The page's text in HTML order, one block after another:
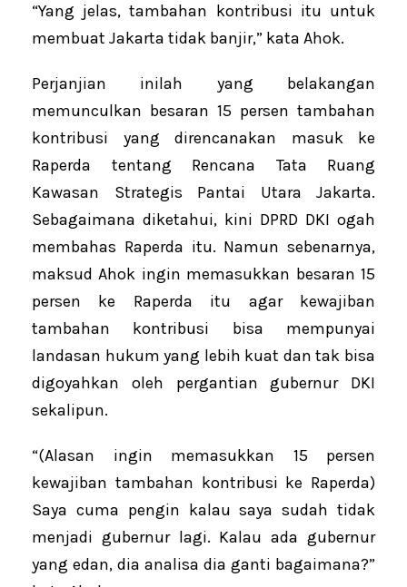
“Yang jelas, tambahan kontribusi itu untuk
membuat Jakarta tidak banjir,” kata Ahok.
Perjanjian inilah yang belakangan
memunculkan besaran 15 persen tambahan
kontribusi yang direncanakan masuk ke
Raperda tentang Rencana Tata Ruang
Kawasan Strategis Pantai Utara Jakarta.
Sebagaimana diketahui, kini DPRD DKI ogah
membahas Raperda itu. Namun sebenarnya,
maksud Ahok ingin memasukkan besaran 15
persen ke Raperda itu agar kewajiban
tambahan kontribusi bisa mempunyai
landasan hukum yang lebih kuat dan tak bisa
digoyahkan oleh pergantian gubernur DKI
sekalipun.
“(Alasan ingin memasukkan 15 persen
kewajiban tambahan kontribusi ke Raperda)
Saya cuma pengin kalau saya sudah tidak
menjadi gubernur lagi. Kalau ada gubernur
yang edan, dia analisa dia ganti bagaimana?”